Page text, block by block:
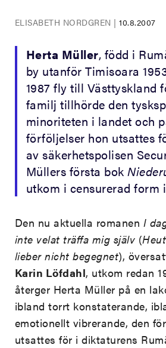
ELISABETH NORDGREN |10.8.2007
Herta Müller, född i
by utanför Timisoara
1987 fly till Västtyskland
familj tillhörde den
minoriteten i landet och
förföljelser hon utsattes
av säkerhetspolisen
Müllers första bok
utkom i censurerad form
Den nu aktuella romanen I
inte velat träffa mig själv (
lieber nicht begegnet),
Karin Löfdahl, utkom redan
återger Herta Müller på en
ibland torrt konstaterande,
emotionellt vibrerande, den
utsattes för i diktaturens